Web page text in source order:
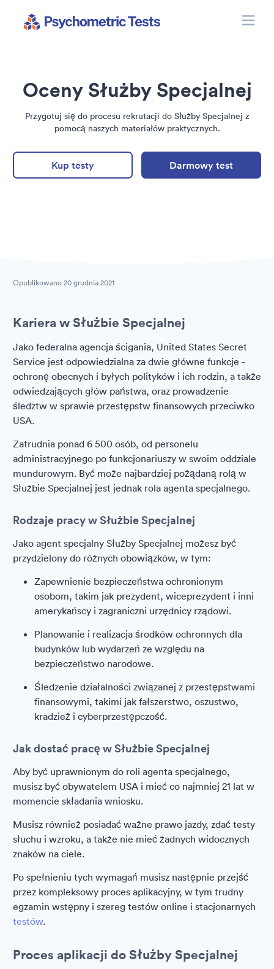
Oceny Służby Specjalnej
Przygotuj się do procesu rekrutacji do Służby Specjalnej z
pomocą naszych materiałów praktycznych.
Kup testy Darmowy test
Opublikowano20 grudnia 2021
Kariera w Służbie Specjalnej
Jako federalna agencja ścigania, United States Secret
Service jest odpowiedzialna za dwie główne funkcje -
ochronę obecnych i byłych polityków i ich rodzin, a także
odwiedzających głów państwa, oraz prowadzenie
śledztw w sprawie przestępstw finansowych przeciwko
USA.
Zatrudnia ponad 6 500 osób, od personelu
administracyjnego po funkcjonariuszy w swoim oddziale
mundurowym. Być może najbardziej pożądaną rolą w
Służbie Specjalnej jest jednak rola agenta specjalnego.
Rodzaje pracy w Służbie Specjalnej
Jako agent specjalny Służby Specjalnej możesz być
przydzielony do różnych obowiązków, w tym:
Zapewnienie bezpieczeństwa ochronionym
osobom, takim jak prezydent, wiceprezydent i inni
amerykańscy i zagraniczni urzędnicy rządowi.
Planowanie i realizacja środków ochronnych dla
budynków lub wydarzeń ze względu na
bezpieczeństwo narodowe.
Śledzenie działalności związanej z przestępstwami
finansowymi, takimi jak fałszerstwo, oszustwo,
kradzież i cyberprzestępczość.
Jak dostać pracę w Służbie Specjalnej
Aby być uprawnionym do roli agenta specjalnego,
musisz być obywatelem USA i mieć co najmniej 21 lat w
momencie składania wniosku.
Musisz również posiadać ważne prawo jazdy, zdać testy
słuchu i wzroku, a także nie mieć żadnych widocznych
znaków na ciele.
Po spełnieniu tych wymagań musisz następnie przejść
przez kompleksowy proces aplikacyjny, w tym trudny
egzamin wstępny i szereg testów online i stacjonarnych
testów.
Proces aplikacji do Służby Specjalnej